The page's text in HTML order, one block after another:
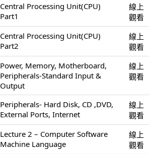
Central Processing Unit(CPU)
Part1
線上
觀看
Central Processing Unit(CPU)
Part2
線上
觀看
Power, Memory, Motherboard,
Peripherals-Standard Input &
Output
線上
觀看
Peripherals- Hard Disk, CD ,DVD,
External Ports, Internet
線上
觀看
Lecture 2 – Computer Software
Machine Language
線上
觀看